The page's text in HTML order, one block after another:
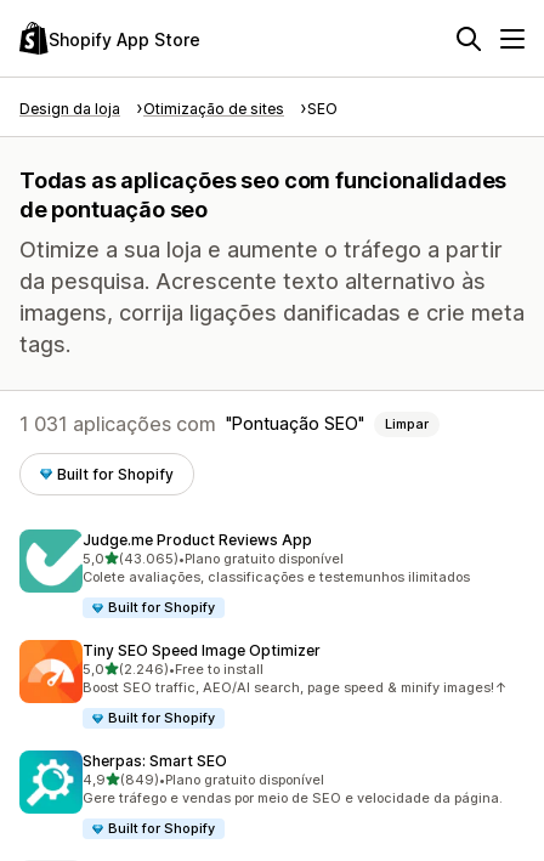
Shopify App Store
Design da loja Otimização de sites SEO
Todas as aplicações seo com funcionalidades
de pontuação seo
Otimize a sua loja e aumente o tráfego a partir
da pesquisa. Acrescente texto alternativo às
imagens, corrija ligações danificadas e crie meta
tags.
1 031 aplicações com Pontuação SEO Limpar
Built for Shopify
Judge.me Product Reviews App
5,0de 5 estrelas
(43.065)
43065 total de avaliações
•Plano gratuito disponível
Colete avaliações, classificações e testemunhos ilimitados
Built for Shopify
Tiny SEO Speed Image Optimizer
5,0de 5 estrelas
(2.246)
2246 total de avaliações
•Free to install
Boost SEO traffic, AEO/AI search, page speed & minify images!↑
Built for Shopify
Sherpas: Smart SEO
4,9de 5 estrelas
(849)
849 total de avaliações
•Plano gratuito disponível
Gere tráfego e vendas por meio de SEO e velocidade da página.
Built for Shopify